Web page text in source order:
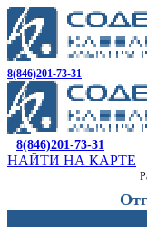
8(846)201-73-31
8(846)201-73-31
НАЙТИ НА КАРТЕ